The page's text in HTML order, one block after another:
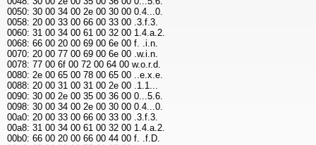
0050: 30 00 34 00 2e 00 30 00 0.4...0.
0058: 20 00 33 00 66 00 33 00 .3.f.3.
0060: 31 00 34 00 61 00 32 00 1.4.a.2.
0068: 66 00 20 00 69 00 6e 00 f. .i.n.
0070: 20 00 77 00 69 00 6e 00 .w.i.n.
0078: 77 00 6f 00 72 00 64 00 w.o.r.d.
0080: 2e 00 65 00 78 00 65 00 ..e.x.e.
0088: 20 00 31 00 31 00 2e 00 .1.1...
0090: 30 00 2e 00 35 00 36 00 0...5.6.
0098: 30 00 34 00 2e 00 30 00 0.4...0.
00a0: 20 00 33 00 66 00 33 00 .3.f.3.
00a8: 31 00 34 00 61 00 32 00 1.4.a.2.
00b0: 66 00 20 00 66 00 44 00 f. .f.D.